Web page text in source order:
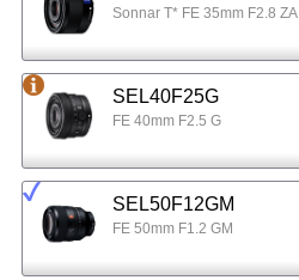
Sonnar T* FE 35mm F2.8 ZA
SEL40F25G
FE 40mm F2.5 G
SEL50F12GM
FE 50mm F1.2 GM